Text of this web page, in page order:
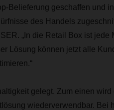
Belieferung geschaffen und
des Handels
„In die Retail Box ist jede
Lösung können jetzt alle
gelegt. Zum einen wird
wiederverwendbar. Bei